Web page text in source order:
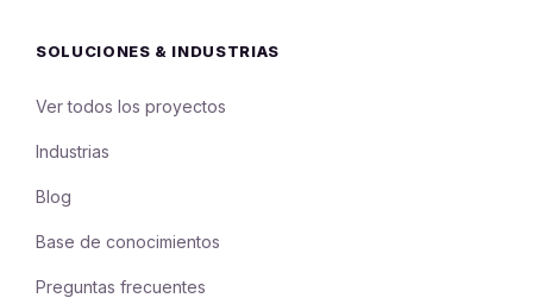
SOLUCIONES & INDUSTRIAS
Ver todos los proyectos
Industrias
Blog
Base de conocimientos
Preguntas frecuentes